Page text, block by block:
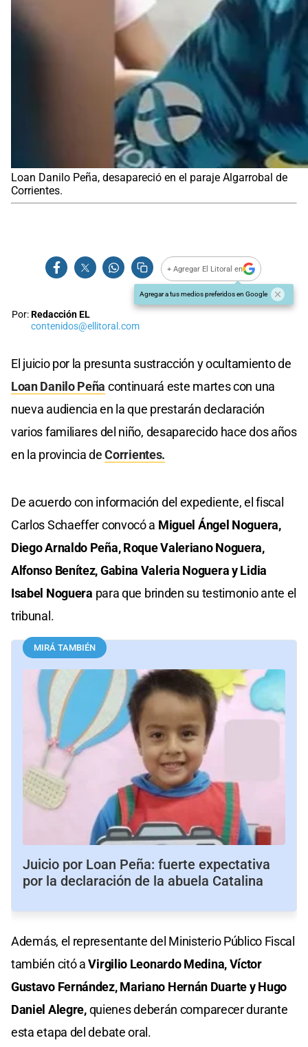
Loan Danilo Peña, desapareció en el paraje Algarrobal de
Corrientes.
+ Agregar El Litoral en
Agregar a tus medios preferidos en Google
Por:Redacción EL
contenidos@ellitoral.com
El juicio por la presunta sustracción y ocultamiento de
Loan Danilo Peña continuará este martes con una
nueva audiencia en la que prestarán declaración
varios familiares del niño, desaparecido hace dos años
en la provincia deCorrientes.
De acuerdo con información del expediente, el fiscal
Carlos Schaeffer convocó a Miguel Ángel Noguera,
Diego Arnaldo Peña, Roque Valeriano Noguera,
Alfonso Benítez, Gabina Valeria Noguera y Lidia
Isabel Noguera para que brinden su testimonio ante el
tribunal.
MIRÁ TAMBIÉN
Juicio por Loan Peña: fuerte expectativa
por la declaración de la abuela Catalina
Además, el representante del Ministerio Público Fiscal
también citó aVirgilio Leonardo Medina, Víctor
Gustavo Fernández, Mariano Hernán Duarte y Hugo
Daniel Alegre,quienes deberán comparecer durante
esta etapa del debate oral.